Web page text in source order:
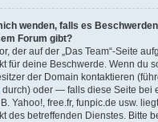
wenden, falls es
Forum gibt?
der auf der „Das Team“-Seite
für deine Beschwerde. Wenn du
der Domain kontaktieren
durch) oder — falls diese Seite bei
Yahoo!, free.fr, funpic.de usw.
des betreffenden Dienstes. Bitte